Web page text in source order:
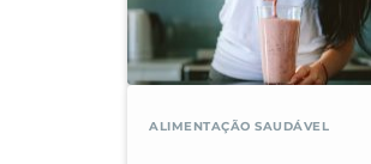
ALIMENTAÇÃO SAUDÁVEL